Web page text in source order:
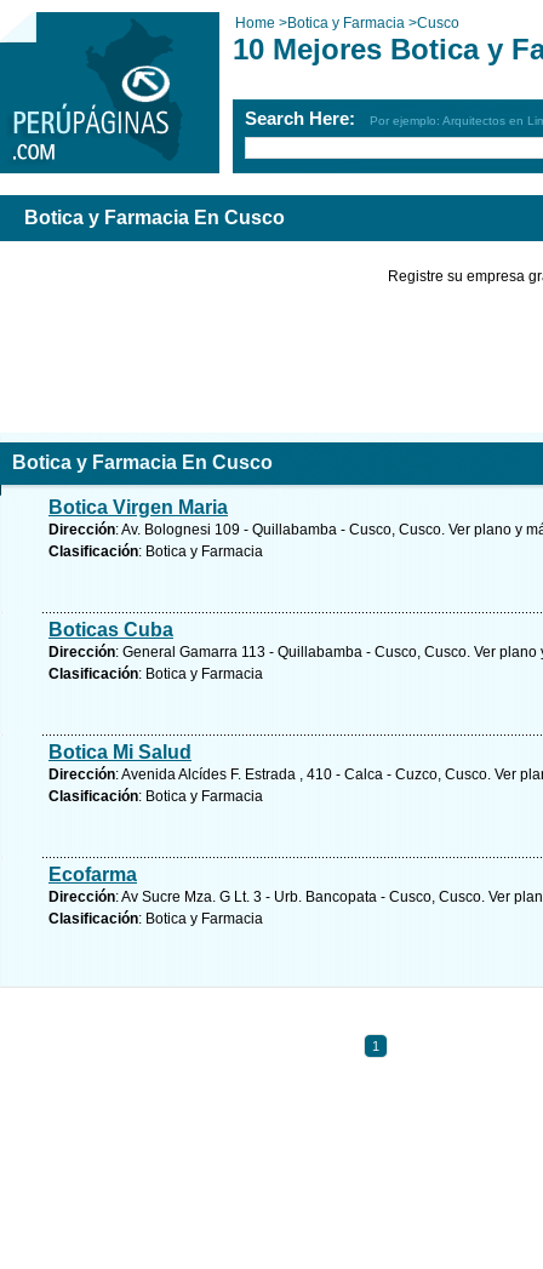
Home >Botica y Farmacia >Cusco
10 Mejores Botica y
Search Here: Por ejemplo: Arquitectos en
Botica y Farmacia En Cusco
Registre su empresa
Botica y Farmacia En Cusco
Botica Virgen Maria
Dirección: Av. Bolognesi 109 - Quillabamba - Cusco, Cusco. Ver plano y
Clasificación: Botica y Farmacia
Boticas Cuba
Dirección: General Gamarra 113 - Quillabamba - Cusco, Cusco. Ver plano
Clasificación: Botica y Farmacia
Botica Mi Salud
Dirección: Avenida Alcídes F. Estrada , 410 - Calca - Cuzco, Cusco. Ver
Clasificación: Botica y Farmacia
Ecofarma
Dirección: Av Sucre Mza. G Lt. 3 - Urb. Bancopata - Cusco, Cusco. Ver
Clasificación: Botica y Farmacia
1